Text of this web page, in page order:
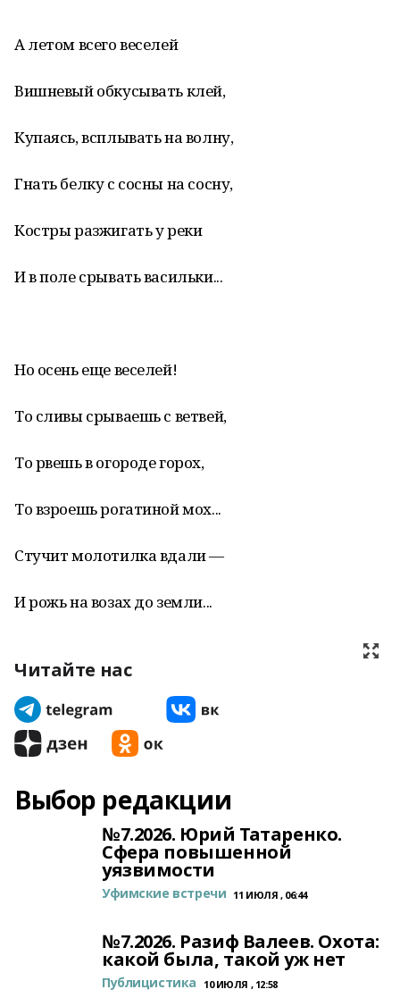
А летом всего веселей
Вишневый обкусывать клей,
Купаясь, всплывать на волну,
Гнать белку с сосны на сосну,
Костры разжигать у реки
И в поле срывать васильки...
Но осень еще веселей!
То сливы срываешь с ветвей,
То рвешь в огороде горох,
То взроешь рогатиной мох...
Стучит молотилка вдали —
И рожь на возах до земли...
Читайте нас
Выбор редакции
№7.2026. Юрий Татаренко.
Сфера повышенной
уязвимости
Уфимские встречи 11 ИЮЛЯ , 06:44
№7.2026. Разиф Валеев. Охота:
какой была, такой уж нет
Публицистика 10 ИЮЛЯ , 12:58